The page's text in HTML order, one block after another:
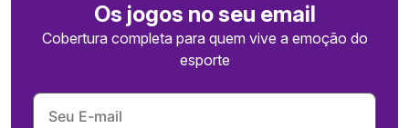
Os jogos no seu email
Cobertura completa para quem vive a emoção do
esporte